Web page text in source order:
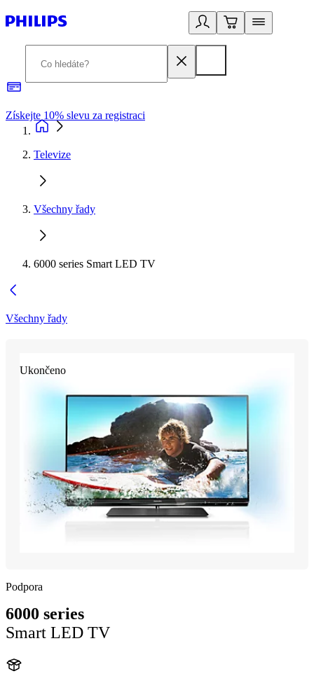
Získejte 10% slevu za registraci
Televize
Všechny řady
6000 series Smart LED TV
Všechny řady
Ukončeno
Podpora
6000 series
Smart LED TV